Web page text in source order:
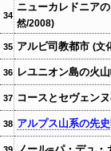
34
ニューカレドニア
然/2008)
35 アルビ司教都市 (文
36 レユニオン島の火
37 コースとセヴェン
38 アルプス山系の先